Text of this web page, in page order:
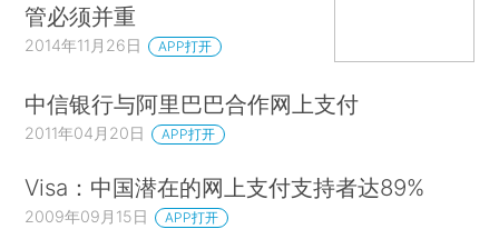
管必须并重
2014年11月26日 APP打开
中信银行与阿里巴巴合作网上支付
2011年04月20日 APP打开
Visa：中国潜在的网上支付支持者达89%
2009年09月15日 APP打开